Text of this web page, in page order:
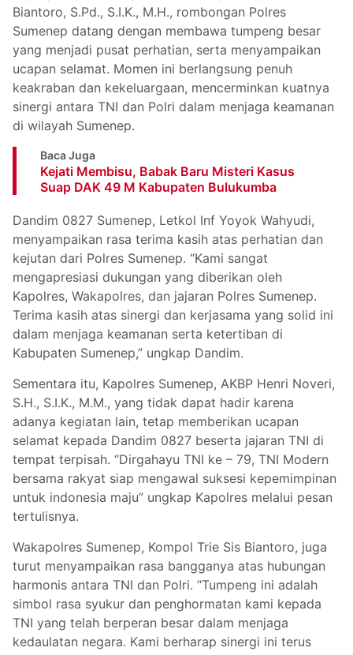
Biantoro, S.Pd., S.I.K., M.H., rombongan Polres
Sumenep datang dengan membawa tumpeng besar
yang menjadi pusat perhatian, serta menyampaikan
ucapan selamat. Momen ini berlangsung penuh
keakraban dan kekeluargaan, mencerminkan kuatnya
sinergi antara TNI dan Polri dalam menjaga keamanan
di wilayah Sumenep.
Baca Juga
Kejati Membisu, Babak Baru Misteri Kasus
Suap DAK 49 M Kabupaten Bulukumba
Dandim 0827 Sumenep, Letkol Inf Yoyok Wahyudi,
menyampaikan rasa terima kasih atas perhatian dan
kejutan dari Polres Sumenep. “Kami sangat
mengapresiasi dukungan yang diberikan oleh
Kapolres, Wakapolres, dan jajaran Polres Sumenep.
Terima kasih atas sinergi dan kerjasama yang solid ini
dalam menjaga keamanan serta ketertiban di
Kabupaten Sumenep,” ungkap Dandim.
Sementara itu, Kapolres Sumenep, AKBP Henri Noveri,
S.H., S.I.K., M.M., yang tidak dapat hadir karena
adanya kegiatan lain, tetap memberikan ucapan
selamat kepada Dandim 0827 beserta jajaran TNI di
tempat terpisah. “Dirgahayu TNI ke – 79, TNI Modern
bersama rakyat siap mengawal suksesi kepemimpinan
untuk indonesia maju” ungkap Kapolres melalui pesan
tertulisnya.
Wakapolres Sumenep, Kompol Trie Sis Biantoro, juga
turut menyampaikan rasa bangganya atas hubungan
harmonis antara TNI dan Polri. “Tumpeng ini adalah
simbol rasa syukur dan penghormatan kami kepada
TNI yang telah berperan besar dalam menjaga
kedaulatan negara. Kami berharap sinergi ini terus